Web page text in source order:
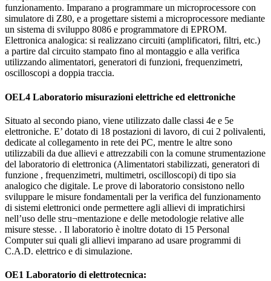
funzionamento. Imparano a programmare un microprocessore con
simulatore di Z80, e a progettare sistemi a microprocessore mediante
un sistema di sviluppo 8086 e programmatore di EPROM.
Elettronica analogica: si realizzano circuiti (amplificatori, filtri, etc.)
a partire dal circuito stampato fino al montaggio e alla verifica
utilizzando alimentatori, generatori di funzioni, frequenzimetri,
oscilloscopi a doppia traccia.
OEL4 Laboratorio misurazioni elettriche ed elettroniche
Situato al secondo piano, viene utilizzato dalle classi 4e e 5e
elettroniche. E’ dotato di 18 postazioni di lavoro, di cui 2 polivalenti,
dedicate al collegamento in rete dei PC, mentre le altre sono
utilizzabili da due allievi e attrezzabili con la comune strumentazione
del laboratorio di elettronica (Alimentatori stabilizzati, generatori di
funzione , frequenzimetri, multimetri, oscilloscopi) di tipo sia
analogico che digitale. Le prove di laboratorio consistono nello
sviluppare le misure fondamentali per la verifica del funzionamento
di sistemi elettronici onde permettere agli allievi di impratichirsi
nell’uso delle stru¬mentazione e delle metodologie relative alle
misure stesse. . Il laboratorio è inoltre dotato di 15 Personal
Computer sui quali gli allievi imparano ad usare programmi di
C.A.D. elettrico e di simulazione.
OE1 Laboratorio di elettrotecnica: